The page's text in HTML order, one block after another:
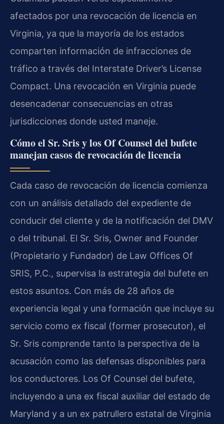
afectados por una revocación de licencia en
Virginia, ya que la mayoría de los estados
comparten información de infracciones de
tráfico a través del Interstate Driver’s License
Compact. Una revocación en Virginia puede
desencadenar consecuencias en otras
jurisdicciones donde usted maneje.
Cómo el Sr. Sris y los Of Counsel del bufete
manejan casos de revocación de licencia
Cada caso de revocación de licencia comienza
con un análisis detallado del expediente de
conducir del cliente y de la notificación del DMV
o del tribunal. El Sr. Sris, Owner and Founder
(Propietario y Fundador) de Law Offices Of
SRIS, P.C., supervisa la estrategia del bufete en
estos asuntos. Con más de 28 años de
experiencia legal y una formación que incluye su
servicio como ex fiscal (former prosecutor), el
Sr. Sris comprende tanto la perspectiva de la
acusación como las defensas disponibles para
los conductores. Los Of Counsel del bufete,
incluyendo a una ex fiscal auxiliar del estado de
Maryland y a un ex patrullero estatal de Virginia